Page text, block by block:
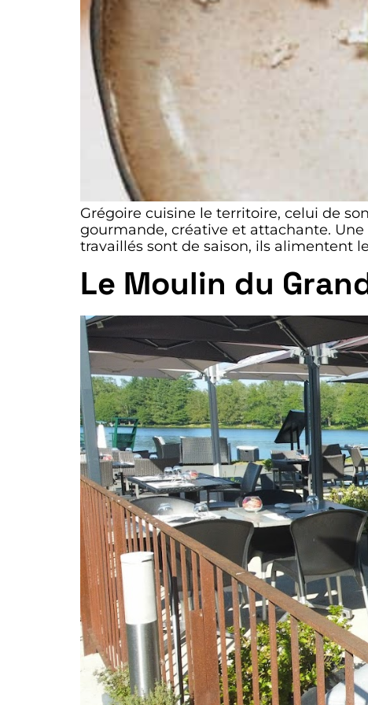
Grégoire cuisine le territoire, celui de
gourmande, créative et attachante.
travaillés sont de saison, ils alimentent
Le Moulin du